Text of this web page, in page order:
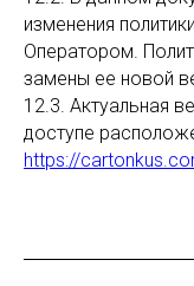
изменения
Оператором.
замены ее новой
12.3. Актуальная
доступе
https://